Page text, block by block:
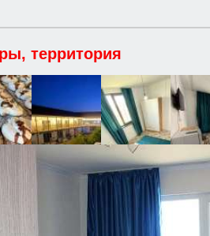
территория